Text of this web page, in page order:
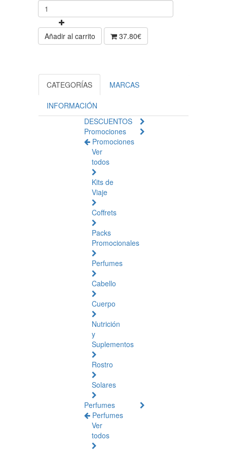
Añadir al carrito 37.80€
CATEGORÍAS MARCAS
INFORMACIÓN
DESCUENTOS
Promociones
Promociones
Ver
todos
Kits de
Viaje
Coffrets
Packs
Promocionales
Perfumes
Cabello
Cuerpo
Nutrición
y
Suplementos
Rostro
Solares
Perfumes
Perfumes
Ver
todos